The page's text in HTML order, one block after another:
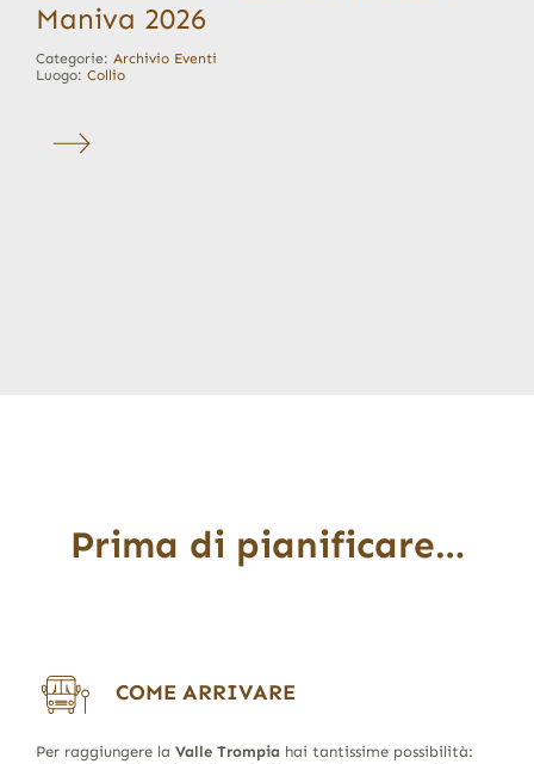
Maniva 2026
Categorie: Archivio Eventi
Luogo: Collio
Prima di pianificare…
COME ARRIVARE
Per raggiungere la Valle Trompia hai tantissime possibilità: